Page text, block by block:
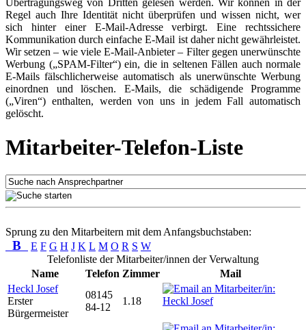
Übertragungsweg von Dritten gelesen werden. Wir können in der
Regel auch Ihre Identität nicht überprüfen und wissen nicht, wer
sich hinter einer E-Mail-Adresse verbirgt. Eine rechtssichere
Kommunikation durch einfache E-Mail ist daher nicht gewährleistet.
Wir setzen – wie viele E-Mail-Anbieter – Filter gegen unerwünschte
Werbung („SPAM-Filter“) ein, die in seltenen Fällen auch normale
E-Mails fälschlicherweise automatisch als unerwünschte Werbung
einordnen und löschen. E-Mails, die schädigende Programme
(„Viren“) enthalten, werden von uns in jedem Fall automatisch
gelöscht.
Mitarbeiter-Telefon-Liste
Sprung zu den Mitarbeitern mit dem Anfangsbuchstaben:
B E F G H J K L M O R S W
Telefonliste der Mitarbeiter/innen der Verwaltung
Name
Telefon Zimmer
Mail
Heckl Josef
Erster
Bürgermeister
08145
84-12
1.18